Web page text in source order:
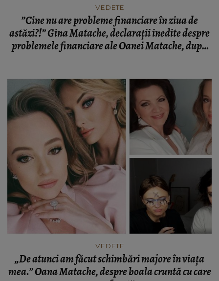
VEDETE
”Cine nu are probleme financiare în ziua de
astăzi?!” Gina Matache, declarații inedite despre
problemele financiare ale Oanei Matache, după
VEDETE
„De atunci am făcut schimbări majore în viața
mea.” Oana Matache, despre boala cruntă cu care